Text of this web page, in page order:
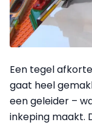
Een tegel
gaat heel
een geleider –
inkeping maakt.